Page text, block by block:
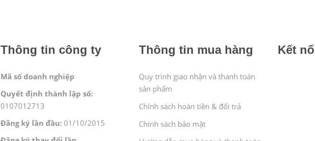
Thông tin công ty
Mã số doanh nghiệp
Quyết định thành lập số:
0107012713
Đăng ký lần đầu:01/10/2015
Thông tin mua hàng
Quy trình giao nhận và thanh toán
sản phẩm
Chính sách hoàn tiền & đổi trả
Chính sách bảo mật
Kết